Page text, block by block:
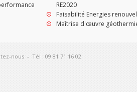
RE2020
Faisabilité Energies
Maîtrise d'œuvre
nous - Tél : 09 81 71 16 02